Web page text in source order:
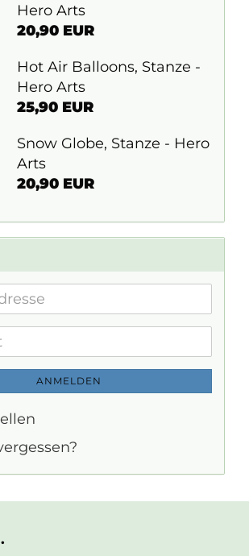
Hero Arts
20,90 EUR
Hot Air Balloons, Stanze -
Hero Arts
25,90 EUR
Snow Globe, Stanze - Hero
Arts
20,90 EUR
ANMELDEN